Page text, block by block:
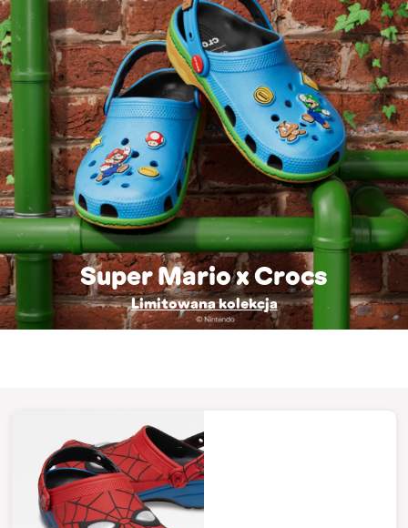
Super Mario x Crocs
Limitowana kolekcja